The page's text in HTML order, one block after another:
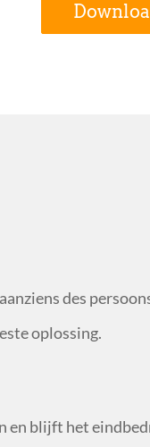
des
oplossing.
en blijft het